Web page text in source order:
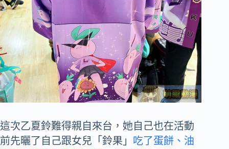
這次乙夏鈴難得親自來台，她自己也在活動
前先曬了自己跟女兒「鈴果」 吃了蛋餅、油